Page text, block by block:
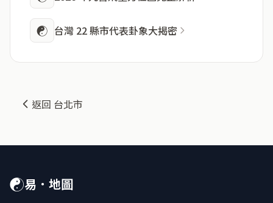
☯ 台灣 22 縣市代表卦象大揭密
返回 台北市
☯易．地圖